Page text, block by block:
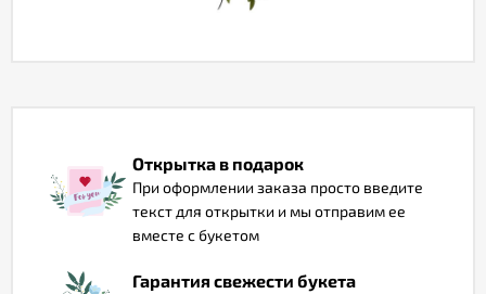
Открытка в подарок
При оформлении заказа просто введите
текст для открытки и мы отправим ее
вместе с букетом
Гарантия свежести букета